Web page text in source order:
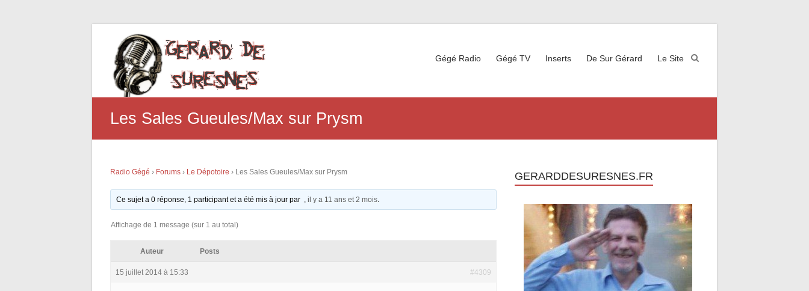
Gégé Radio Gégé TV Inserts De Sur Gérard Le Site
Les Sales Gueules/Max sur Prysm
Radio Gégé › Forums › Le Dépotoire › Les Sales Gueules/Max sur Prysm
Ce sujet a 0 réponse, 1 participant et a été mis à jour par ,il y a 11 ans et 2 mois.
Affichage de 1 message (sur 1 au total)
Auteur Posts
15 juillet 2014 à 15:33 #4309
GERARDDESURESNES.FR